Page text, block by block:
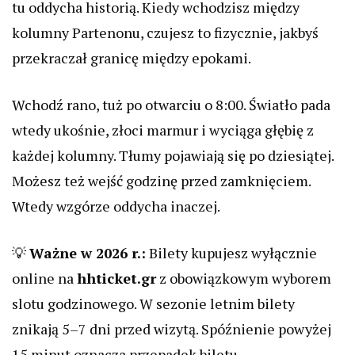
tu oddycha historią. Kiedy wchodzisz między
kolumny Partenonu, czujesz to fizycznie, jakbyś
przekraczał granicę między epokami.
Wchodź rano, tuż po otwarciu o 8:00. Światło pada
wtedy ukośnie, złoci marmur i wyciąga głębię z
każdej kolumny. Tłumy pojawiają się po dziesiątej.
Możesz też wejść godzinę przed zamknięciem.
Wtedy wzgórze oddycha inaczej.
💡Ważne w 2026 r.: Bilety kupujesz wyłącznie
online na hhticket.grz obowiązkowym wyborem
slotu godzinowego. W sezonie letnim bilety
znikają 5–7 dni przed wizytą. Spóźnienie powyżej